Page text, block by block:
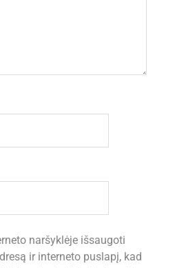
naršyklėje išsaugoti
ir interneto puslapį, kad